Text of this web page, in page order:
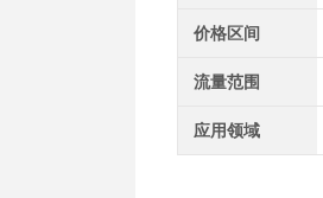
价格区间
流量范围
应用领域